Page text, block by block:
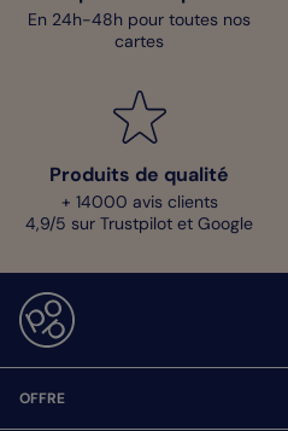
En 24h-48h pour toutes nos
cartes
Produits de qualité
+ 14000 avis clients
4,9/5 sur Trustpilot et Google
OFFRE